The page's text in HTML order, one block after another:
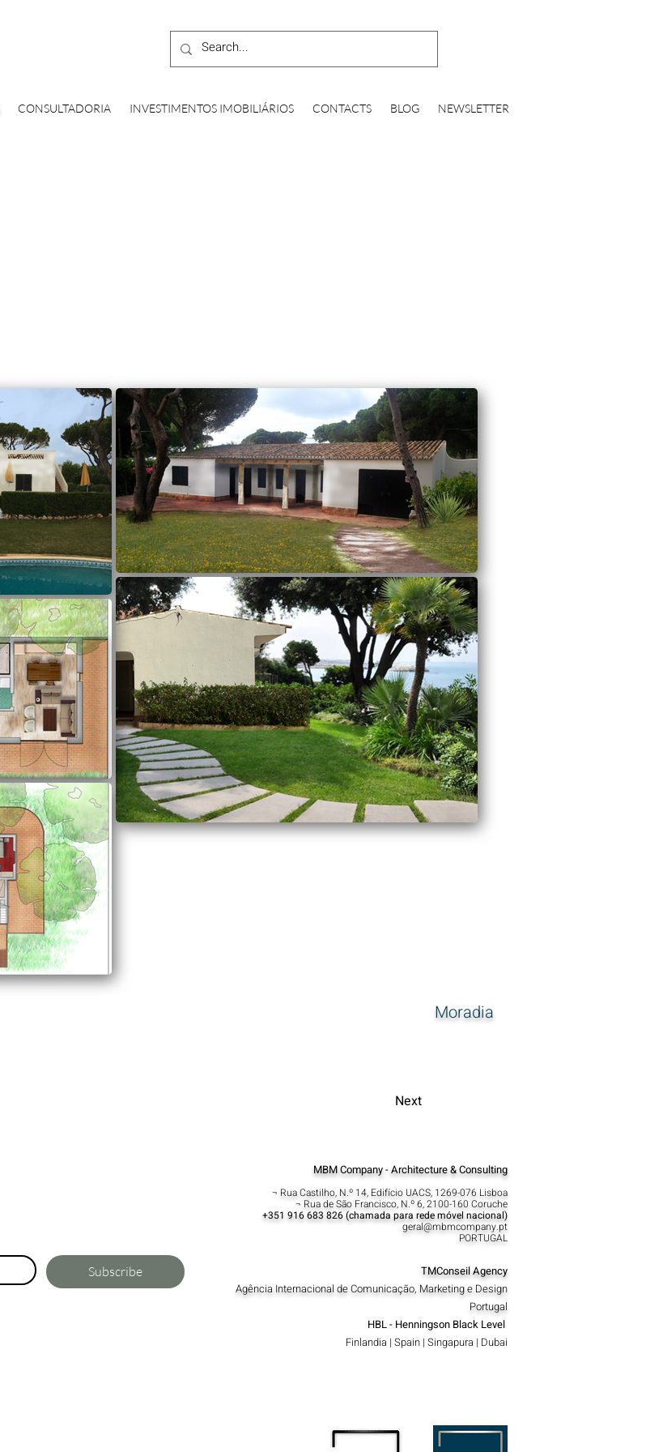
CONSULTADORIA INVESTIMENTOS IMOBILIÁRIOS CONTACTS BLOG NEWSLETTER
Moradia
Next
Subscribe
MBM Company - Architecture & Consulting
¬ Rua Castilho, N.º 14, Edifício UACS, 1269-076 Lisboa​
¬ Rua de São Francisco, N.º 6, 2100-160 Coruche
+351 916 683 826 (chamada para rede móvel nacional)
geral@mbmcompany.pt
PORTUGAL
TMConseil Agency
Agência Internacional de Comunicação, Marketing e Design
Portugal
HBL - Henningson Black Level
Finlandia | Spain | Singapura | Dubai